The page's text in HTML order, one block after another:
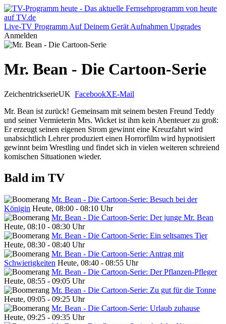
Live-TV Programm Auf Deinem Gerät Aufnahmen Upgrades
Anmelden
Mr. Bean - Die Cartoon-Serie
ZeichentrickserieUK FacebookXE-Mail
Mr. Bean ist zurück! Gemeinsam mit seinem besten Freund Teddy
und seiner Vermieterin Mrs. Wicket ist ihm kein Abenteuer zu groß:
Er erzeugt seinen eigenen Strom gewinnt eine Kreuzfahrt wird
unabsichtlich Lehrer produziert einen Horrorfilm wird hypnotisiert
gewinnt beim Wrestling und findet sich in vielen weiteren schreiend
komischen Situationen wieder.
Bald im TV
Mr. Bean - Die Cartoon-Serie: Besuch bei der
Königin Heute, 08:00 - 08:10 Uhr
Mr. Bean - Die Cartoon-Serie: Der junge Mr. Bean
Heute, 08:10 - 08:30 Uhr
Mr. Bean - Die Cartoon-Serie: Ein seltsames Tier
Heute, 08:30 - 08:40 Uhr
Mr. Bean - Die Cartoon-Serie: Antrag mit
Schwierigkeiten Heute, 08:40 - 08:55 Uhr
Mr. Bean - Die Cartoon-Serie: Der Pflanzen-Pfleger
Heute, 08:55 - 09:05 Uhr
Mr. Bean - Die Cartoon-Serie: Zu gut für die Tonne
Heute, 09:05 - 09:25 Uhr
Mr. Bean - Die Cartoon-Serie: Urlaub zuhause
Heute, 09:25 - 09:35 Uhr